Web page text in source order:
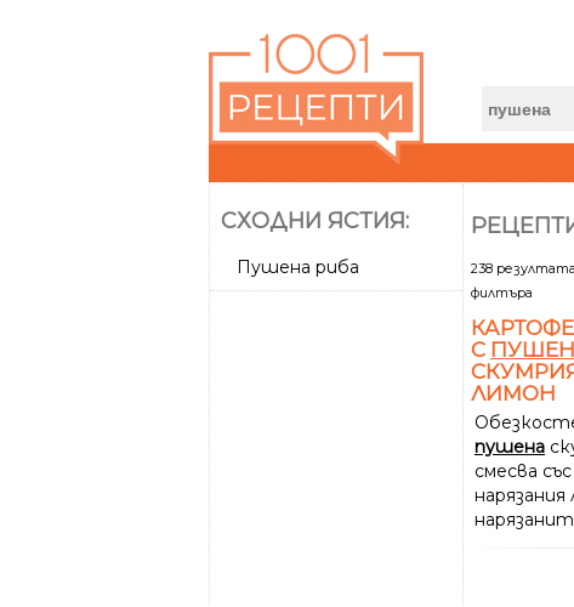
СХОДНИ ЯСТИЯ:
Пушена риба
238
филтъра
С
ЛИМОН
пушена
смесва
нарязания